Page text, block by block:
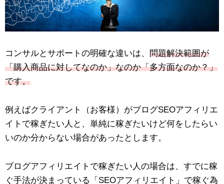
コンサルとサポートの明確な違いは、 問題解決範囲が
「購入商品に対してなのか」なのか「多方面なのか？」
です。
例えばクライアント（お客様）がブログSEOアフィリエ
イトで稼ぎたい人と、単純に稼ぎたいけど何をしたらい
いのか分からない場合があったとします。
ブログアフィリエイトで稼ぎたい人の場合は、すでに稼
ぐ手法が決まっている「SEOアフィリエイト」で稼ぐ為